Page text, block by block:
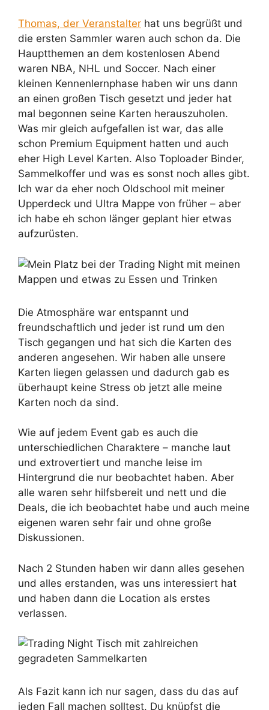
Thomas, der Veranstalter hat uns begrüßt und
die ersten Sammler waren auch schon da. Die
Hauptthemen an dem kostenlosen Abend
waren NBA, NHL und Soccer. Nach einer
kleinen Kennenlernphase haben wir uns dann
an einen großen Tisch gesetzt und jeder hat
mal begonnen seine Karten herauszuholen.
Was mir gleich aufgefallen ist war, das alle
schon Premium Equipment hatten und auch
eher High Level Karten. Also Toploader Binder,
Sammelkoffer und was es sonst noch alles gibt.
Ich war da eher noch Oldschool mit meiner
Upperdeck und Ultra Mappe von früher – aber
ich habe eh schon länger geplant hier etwas
aufzurüsten.
Die Atmosphäre war entspannt und
freundschaftlich und jeder ist rund um den
Tisch gegangen und hat sich die Karten des
anderen angesehen. Wir haben alle unsere
Karten liegen gelassen und dadurch gab es
überhaupt keine Stress ob jetzt alle meine
Karten noch da sind.
Wie auf jedem Event gab es auch die
unterschiedlichen Charaktere – manche laut
und extrovertiert und manche leise im
Hintergrund die nur beobachtet haben. Aber
alle waren sehr hilfsbereit und nett und die
Deals, die ich beobachtet habe und auch meine
eigenen waren sehr fair und ohne große
Diskussionen.
Nach 2 Stunden haben wir dann alles gesehen
und alles erstanden, was uns interessiert hat
und haben dann die Location als erstes
verlassen.
Als Fazit kann ich nur sagen, dass du das auf
jeden Fall machen solltest. Du knüpfst die